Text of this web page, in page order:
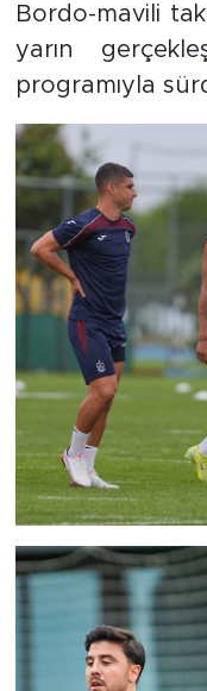
Bordo-mavili
yarın
programıyla